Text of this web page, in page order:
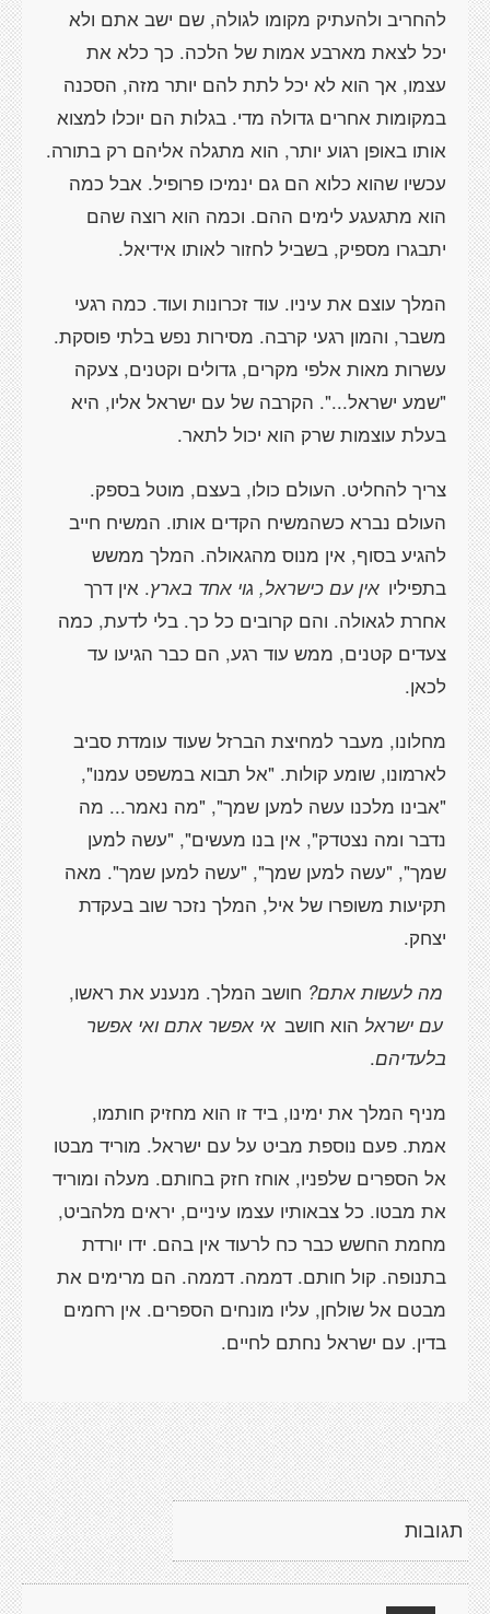
להחריב ולהעתיק מקומו לגולה, שם ישב אתם ולא
יכל לצאת מארבע אמות של הלכה. כך כלא את
עצמו, אך הוא לא יכל לתת להם יותר מזה, הסכנה
במקומות אחרים גדולה מדי. בגלות הם יוכלו למצוא
אותו באופן רגוע יותר, הוא מתגלה אליהם רק בתורה.
עכשיו שהוא כלוא הם גם ינמיכו פרופיל. אבל כמה
הוא מתגעגע לימים ההם. וכמה הוא רוצה שהם
יתבגרו מספיק, בשביל לחזור לאותו אידיאל.
המלך עוצם את עיניו. עוד זכרונות ועוד. כמה רגעי
משבר, והמון רגעי קרבה. מסירות נפש בלתי פוסקת.
עשרות מאות אלפי מקרים, גדולים וקטנים, צעקה
"שמע ישראל...". הקרבה של עם ישראל אליו, היא
בעלת עוצמות שרק הוא יכול לתאר.
צריך להחליט. העולם כולו, בעצם, מוטל בספק.
העולם נברא כשהמשיח הקדים אותו. המשיח חייב
להגיע בסוף, אין מנוס מהגאולה. המלך ממשש
בתפיליו אין עם כישראל, גוי אחד בארץ. אין דרך
אחרת לגאולה. והם קרובים כל כך. בלי לדעת, כמה
צעדים קטנים, ממש עוד רגע, הם כבר הגיעו עד
לכאן.
מחלונו, מעבר למחיצת הברזל שעוד עומדת סביב
לארמונו, שומע קולות. "אל תבוא במשפט עמנו",
"אבינו מלכנו עשה למען שמך", "מה נאמר... מה
נדבר ומה נצטדק", אין בנו מעשים", "עשה למען
שמך", "עשה למען שמך", "עשה למען שמך". מאה
תקיעות משופרו של איל, המלך נזכר שוב בעקדת
יצחק.
מה לעשות אתם? חושב המלך. מנענע את ראשו,
עם ישראל הוא חושב אי אפשר אתם ואי אפשר
בלעדיהם.
מניף המלך את ימינו, ביד זו הוא מחזיק חותמו,
אמת. פעם נוספת מביט על עם ישראל. מוריד מבטו
אל הספרים שלפניו, אוחז חזק בחותם. מעלה ומוריד
את מבטו. כל צבאותיו עצמו עיניים, יראים מלהביט,
מחמת החשש כבר כח לרעוד אין בהם. ידו יורדת
בתנופה. קול חותם. דממה. דממה. הם מרימים את
מבטם אל שולחן, עליו מונחים הספרים. אין רחמים
בדין. עם ישראל נחתם לחיים.
תגובות